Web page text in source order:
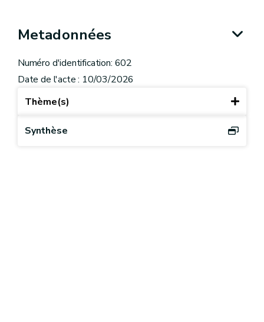
Metadonnées
Numéro d'identification: 602
Date de l'acte : 10/03/2026
Thème(s)
Synthèse